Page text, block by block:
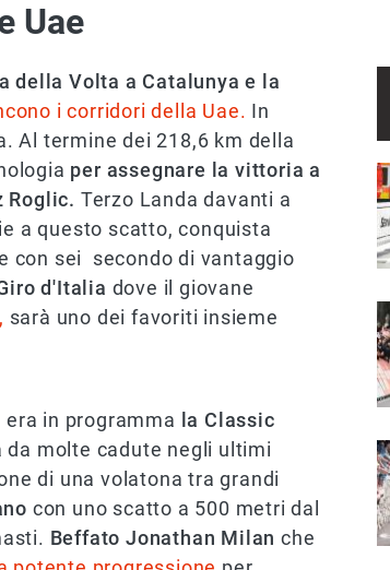
Uae
della Volta a Catalunya e la
i corridori della Uae. In
Al termine dei 218,6 km della
per assegnare la vittoria a
Roglic. Terzo Landa davanti a
a questo scatto, conquista
con sei secondo di vantaggio
d'Italia dove il giovane
sarà uno dei favoriti insieme
in programma la Classic
molte cadute negli ultimi
di una volatona tra grandi
con uno scatto a 500 metri dal
Beffato Jonathan Milanche